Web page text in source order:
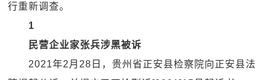
行重新调查。
1
民营企业家张兵涉黑被诉
2021年2月28日，贵州省正安县检察院向正安县法